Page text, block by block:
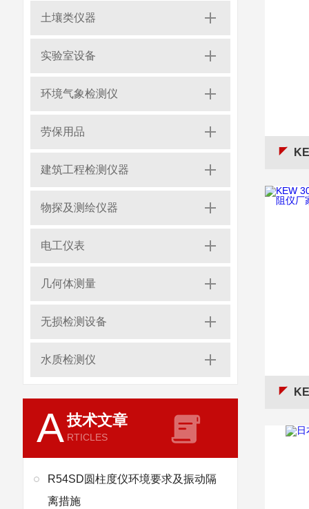
土壤类仪器
实验室设备
环境气象检测仪
劳保用品
建筑工程检测仪器
物探及测绘仪器
电工仪表
几何体测量
无损检测设备
水质检测仪
A技术文章
RTICLES
R54SD圆柱度仪环境要求及振动隔
离措施